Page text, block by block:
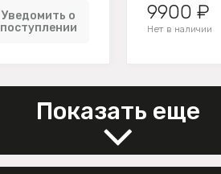
Уведомить о
поступлении
9900 ₽
Нет в наличии
Показать еще